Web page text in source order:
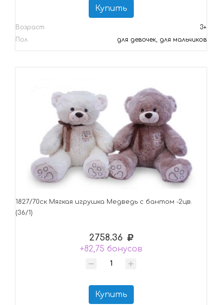
Купить
Возраст
3+
Пол
для девочек, для мальчиков
1827/70ск Mягкая игрушка Медведь с бантом -2цв.
(36/1)
2758.36
+82,75 бонусов
Купить